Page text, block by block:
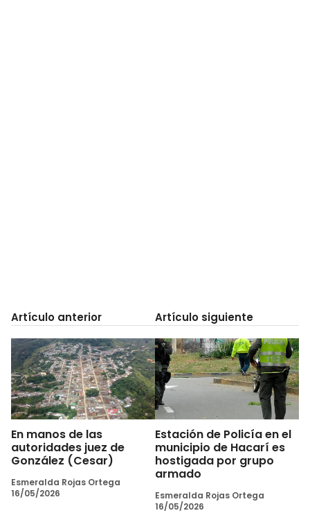
Artículo anterior
En manos de las
autoridades juez de
González (Cesar)
Esmeralda Rojas Ortega
16/05/2026
Artículo siguiente
Estación de Policía en el
municipio de Hacarí es
hostigada por grupo
armado
Esmeralda Rojas Ortega
16/05/2026